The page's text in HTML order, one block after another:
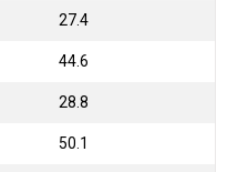
27.4
44.6
28.8
50.1